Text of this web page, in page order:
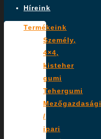
Híreink
Termékeink
Személy,
4×4,
kisteher
gumi
Tehergumi
Mezőgazdasági
/
ipari